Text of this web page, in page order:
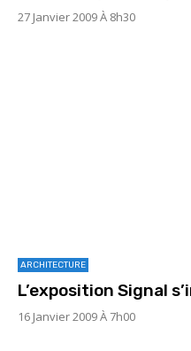
27 Janvier 2009 À 8h30
ARCHITECTURE
L’exposition Signal
16 Janvier 2009 À 7h00